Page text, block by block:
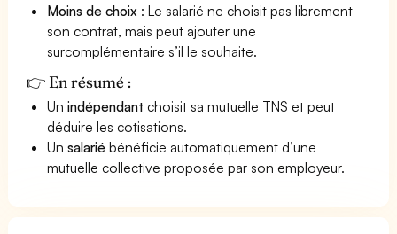
Moins de choix : Le salarié ne choisit pas librement
son contrat, mais peut ajouter une
surcomplémentaire s’il le souhaite.
👉 En résumé :
Unindépendant choisit sa mutuelle TNS et peut
déduire les cotisations.
Unsalarié bénéficie automatiquement d’une
mutuelle collective proposée par son employeur.